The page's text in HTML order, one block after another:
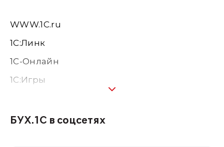
WWW.1С.ru
1С:Линк
1С-Онлайн
1C:Игры
1С:Консалтинг
БУХ.1С в соцсетях